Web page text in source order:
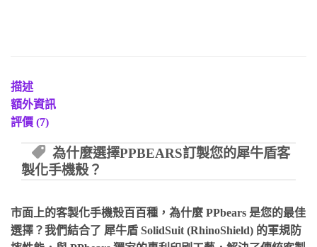
描述
額外資訊
評價 (7)
為什麼選擇PPBEARS訂製您的犀牛盾客
製化手機殼？
市面上的客製化手機殼百百種，為什麼 PPbears 是您的最佳
選擇？我們結合了 犀牛盾 SolidSuit (RhinoShield) 的軍規防